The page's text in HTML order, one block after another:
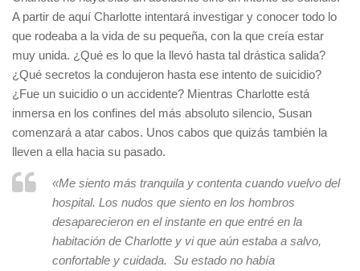
A partir de aquí Charlotte intentará investigar y conocer todo lo
que rodeaba a la vida de su pequeña, con la que creía estar
muy unida. ¿Qué es lo que la llevó hasta tal drástica salida?
¿Qué secretos la condujeron hasta ese intento de suicidio?
¿Fue un suicidio o un accidente? Mientras Charlotte está
inmersa en los confines del más absoluto silencio, Susan
comenzará a atar cabos. Unos cabos que quizás también la
lleven a ella hacia su pasado.
«Me siento más tranquila y contenta cuando vuelvo del
hospital. Los nudos que siento en los hombros
desaparecieron en el instante en que entré en la
habitación de Charlotte y vi que aún estaba a salvo,
confortable y cuidada. Su estado no había